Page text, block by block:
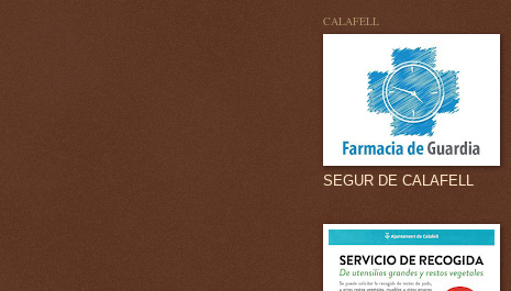
CALAFELL
SEGUR DE CALAFELL